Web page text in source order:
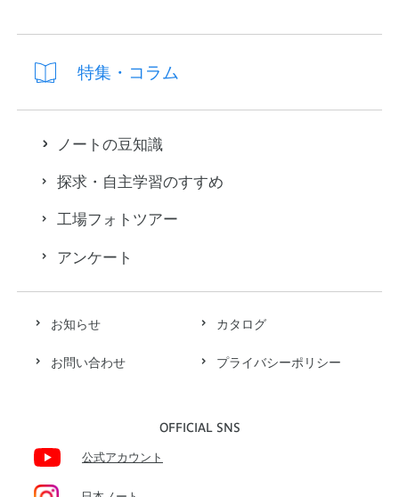
お知らせ カタログ
お問い合わせ プライバシーポリシー
OFFICIAL SNS
公式アカウント
特集・コラム
ノートの豆知識
探求・自主学習のすすめ
工場フォトツアー
アンケート